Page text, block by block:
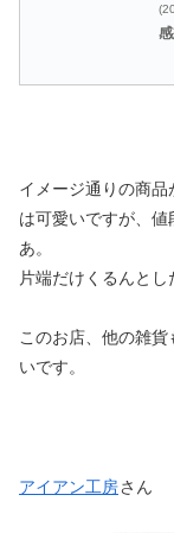
イメージ通りの商
は可愛いですが、
あ。
片端だけくるんとし
このお店、他の雑
いです。
アイアン工房さん